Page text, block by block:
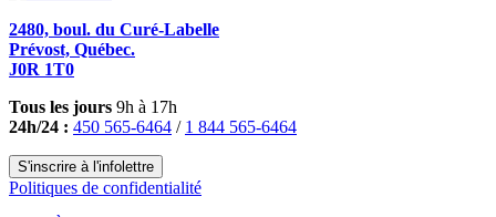
2480, boul. du Curé-Labelle
Prévost, Québec.
J0R 1T0
Tous les jours 9h à 17h
24h/24 : 450 565-6464 / 1 844 565-6464
S'inscrire à l'infolettre
Politiques de confidentialité